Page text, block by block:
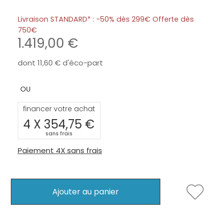
Livraison STANDARD* : -50% dès 299€ Offerte dès
750
1.419,00
dont 11,60d'éco-part
financer votre achat
4 X 354,75
sans frais
Paiement 4X sans frais
Ajouter au panier